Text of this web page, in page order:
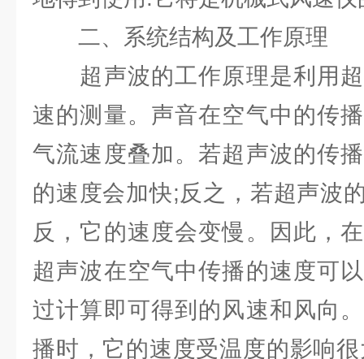
二、系统结构及工作原理
超声波的工作原理是利用超
速的测量。声音在空气中的传
气流速度叠加。若超声波的传
的速度会加快;反之，若超声波
反，它的速度会变慢。因此，
超声波在空气中传播的速度可
过计算即可得到的风速和风向
播时，它的速度受温度的影响